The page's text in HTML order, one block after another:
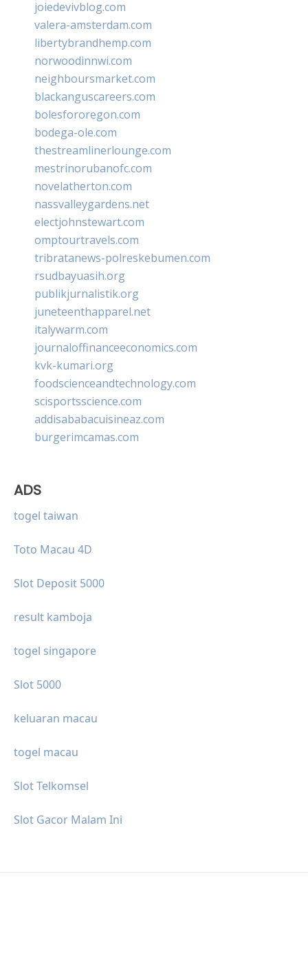
joiedevivblog.com
valera-amsterdam.com
libertybrandhemp.com
norwoodinnwi.com
neighboursmarket.com
blackanguscareers.com
bolesfororegon.com
bodega-ole.com
thestreamlinerlounge.com
mestrinorubanofc.com
novelatherton.com
nassvalleygardens.net
electjohnstewart.com
omptourtravels.com
tribratanews-polreskebumen.com
rsudbayuasih.org
publikjurnalistik.org
juneteenthapparel.net
italywarm.com
journaloffinanceeconomics.com
kvk-kumari.org
foodscienceandtechnology.com
scisportsscience.com
addisababacuisineaz.com
burgerimcamas.com
ADS
togel taiwan
Toto Macau 4D
Slot Deposit 5000
result kamboja
togel singapore
Slot 5000
keluaran macau
togel macau
Slot Telkomsel
Slot Gacor Malam Ini